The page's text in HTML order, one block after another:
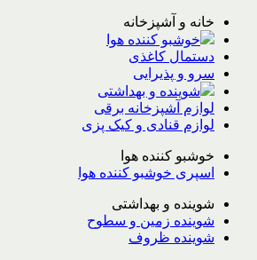
خانه و آشپزخانه
خوشبو کننده هوا
دستمال کاغذی
سرو و پذیرایی
شوینده و بهداشتی
لوازم آشپزخانه برقی
لوازم قنادی و کیک پزی
خوشبو کننده هوا
اسپری خوشبو کننده هوا
شوینده و بهداشتی
شوینده زمین و سطوح
شوینده ظروف